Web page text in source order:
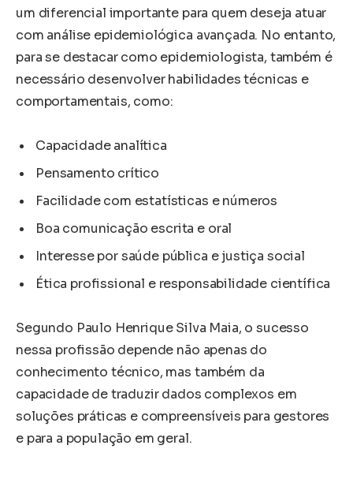
um diferencial importante para quem deseja atuar
com análise epidemiológica avançada. No entanto,
para se destacar como epidemiologista, também é
necessário desenvolver habilidades técnicas e
comportamentais, como:
Capacidade analítica
Pensamento crítico
Facilidade com estatísticas e números
Boa comunicação escrita e oral
Interesse por saúde pública e justiça social
Ética profissional e responsabilidade científica
Segundo Paulo Henrique Silva Maia, o sucesso
nessa profissão depende não apenas do
conhecimento técnico, mas também da
capacidade de traduzir dados complexos em
soluções práticas e compreensíveis para gestores
e para a população em geral.